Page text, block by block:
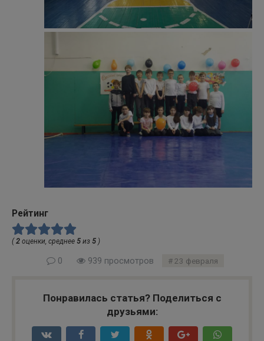
Рейтинг
( 2 оценки, среднее 5 из 5 )
0 939 просмотров 23 февраля
Понравилась статья? Поделиться с
друзьями: